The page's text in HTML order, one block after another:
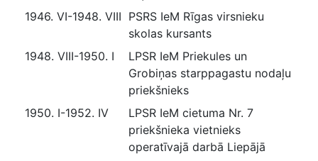
1946. VI-1948. VIII PSRS IeM Rīgas virsnieku
skolas kursants
1948. VIII-1950. I
LPSR IeM Priekules un
Grobiņas starppagastu nodaļu
priekšnieks
1950. I-1952. IV
LPSR IeM cietuma Nr. 7
priekšnieka vietnieks
operatīvajā darbā Liepājā